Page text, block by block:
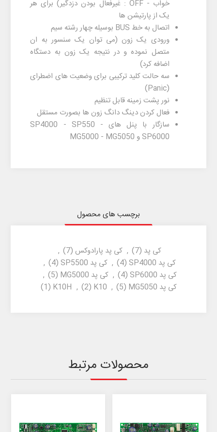
خواب - OFF : غیرفعال بودن دزدگیر) برای هر
یک از پارتیشن ها
اتصال به خط BUS بوسیله چهار رشته سیم
ورودی یک زون (می توان یک سنسور به ان
متصل نموده و در نتیجه یک زون به دستگاه
اضافه کرد)
سه حالت کلید ترکیبی برای وضعیت های اضطرای
(Panic)
نور پشت زمینه قابل تنظیم
فعال کردن دینگ دانگ زون ها بصورت مستقل
سازگار با پنل های SP4000 - SP550 -
SP6000 و MG5000 - MG5050
برچسب های محصول
کی پد (7)
, کی پد پارادوکس (7)
,
کی پد SP4000
(4)
, کی پد SP5500 (4)
,
کی پد SP6000
(4)
, کی پد MG5000 (5)
,
کی پد MG5050
(5)
,
K10
(2)
,
K10H
(1)
محصولات مرتبط